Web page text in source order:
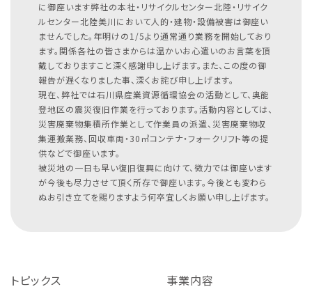
に御座います弊社の本社・リサイクルセンター北陸・リサイク
ルセンター北陸美川において人的・建物・設備被害は御座い
ませんでした。年明けの1/5より通常通り業務を開始しており
ます。関係各社の皆さまからは温かいお心遣いのお言葉を頂
戴しておりますこと深く感謝申し上げます。また、この度の御
報告が遅くなりました事、深くお詫び申し上げます。
現在、弊社では石川県産業資源循環協会の活動として、奥能
登地区の震災復旧作業を行っております。活動内容としては、
災害廃棄物集積所作業として作業員の派遣、災害廃棄物収
集運搬業務、回収車両・30㎥コンテナ・フォークリフト等の提
供などで御座います。
被災地の一日も早い復旧復興に向けて、微力では御座います
が今後も尽力させて頂く所存で御座います。今後とも変わら
ぬお引き立てを賜りますよう何卒宜しくお願い申し上げます。
トピックス 事業内容